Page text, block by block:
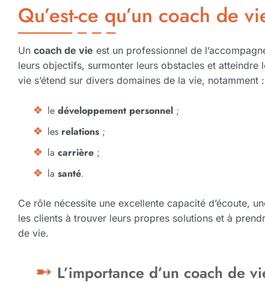
Qu’est-ce qu’un coach de
Un coach de vie est un professionnel de
leurs objectifs, surmonter leurs obstacles et atteindre
vie s’étend sur divers domaines de la vie, notamment :
le développement personnel ;
les relations ;
la carrière ;
la santé.
Ce rôle nécessite une excellente capacité d’écoute,
les clients à trouver leurs propres solutions et à
de vie.
L’importance d’un coach de